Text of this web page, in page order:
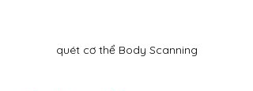
quét cơ thể Body Scanning